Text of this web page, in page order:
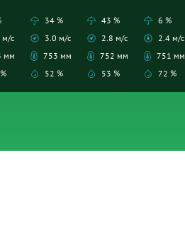
м/с
мм
34 %
3.0 м/с
753 мм
52 %
43 %
2.8 м/с
752 мм
53 %
6 %
2.4 м/с
751 мм
72 %